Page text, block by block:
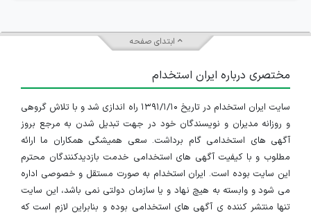
ابتدای صفحه
مختصری درباره ایران استخدام
سایت ایران استخدام در تاریخ ۱۳۹۱/۱/۱۰ راه اندازی شد و با تلاش گروهی
و روزانه مدیران و نویسندگان خود در جهت تبدیل شدن به مرجع بروز
آگهی های استخدامی گام برداشت. سعی همیشگی همکاران ما ارائه
مطلوب و با کیفیت آگهی های استخدامی خدمت بازدیدکنندگان محترم
این سایت بوده است. ایران استخدام به صورت مستقل و خصوصی اداره
می شود و وابسته به هیچ نهاد و یا سازمان دولتی نمی باشد، این سایت
تنها منتشر کننده ی آگهی های استخدامی بوده و بنابراین لازم است که